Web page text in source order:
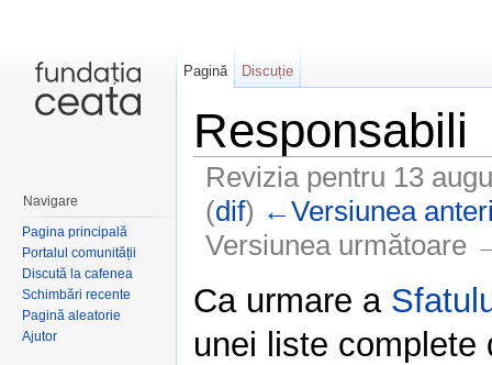
Responsabili
Revizia pentru 13
(dif) ←Versiunea
Versiunea următoare
Ca urmare a
unei liste
Pagină Discuție
Navigare
Pagina principală
Portalul comunității
Discută la cafenea
Schimbări recente
Pagină aleatorie
Ajutor